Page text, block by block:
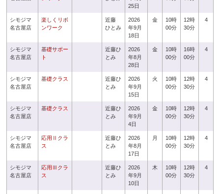
25日
シモジマ
名古屋店
楽しくリボ
ンワーク
近藤
ひとみ
2026
年9月
18日
金
10時
00分
12時
30分
4
シモジマ
名古屋店
基礎サポー
ト
近藤ひ
とみ
2026
年8月
28日
金
10時
00分
16時
00分
4
シモジマ
名古屋店
基礎クラス
近藤ひ
とみ
2026
年9月
15日
火
10時
00分
12時
30分
4
シモジマ
名古屋店
基礎クラス
近藤ひ
とみ
2026
年9月
4日
金
10時
00分
12時
30分
4
シモジマ
名古屋店
応用Ⅱクラ
ス
近藤ひ
とみ
2026
年8月
17日
月
10時
00分
12時
30分
4
シモジマ
名古屋店
応用Ⅲクラ
ス
近藤ひ
とみ
2026
年9月
10日
木
10時
00分
12時
30分
4